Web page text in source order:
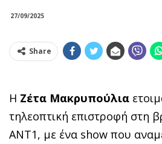
27/09/2025
Share
Η Ζέτα Μακρυπούλια
τηλεοπτική επιστροφή στη
ΑΝΤ1, με ένα show που